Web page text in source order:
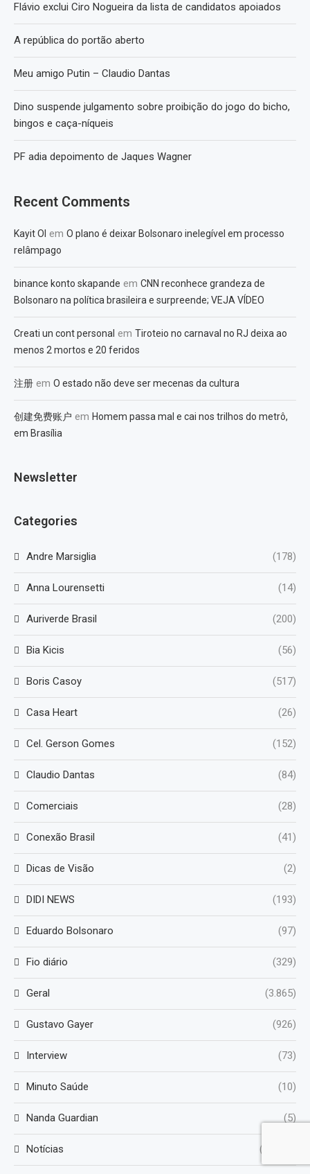
Flávio exclui Ciro Nogueira da lista de candidatos apoiados
A república do portão aberto
Meu amigo Putin – Claudio Dantas
Dino suspende julgamento sobre proibição do jogo do bicho,
bingos e caça-níqueis
PF adia depoimento de Jaques Wagner
Recent Comments
Kayit Ol em O plano é deixar Bolsonaro inelegível em processo
relâmpago
binance konto skapande em CNN reconhece grandeza de
Bolsonaro na política brasileira e surpreende; VEJA VÍDEO
Creati un cont personal em Tiroteio no carnaval no RJ deixa ao
menos 2 mortos e 20 feridos
注册 em O estado não deve ser mecenas da cultura
创建免费账户 em Homem passa mal e cai nos trilhos do metrô,
em Brasília
Newsletter
Categories
Andre Marsiglia (178)
Anna Lourensetti (14)
Auriverde Brasil (200)
Bia Kicis (56)
Boris Casoy (517)
Casa Heart (26)
Cel. Gerson Gomes (152)
Claudio Dantas (84)
Comerciais (28)
Conexão Brasil (41)
Dicas de Visão (2)
DIDI NEWS (193)
Eduardo Bolsonaro (97)
Fio diário (329)
Geral (3.865)
Gustavo Gayer (926)
Interview (73)
Minuto Saúde (10)
Nanda Guardian (5)
Notícias (53.579)